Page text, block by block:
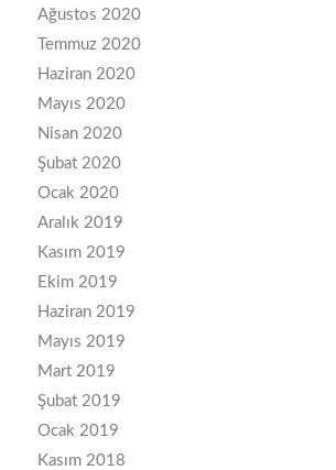
Ağustos 2020
Temmuz 2020
Haziran 2020
Mayıs 2020
Nisan 2020
Şubat 2020
Ocak 2020
Aralık 2019
Kasım 2019
Ekim 2019
Haziran 2019
Mayıs 2019
Mart 2019
Şubat 2019
Ocak 2019
Kasım 2018